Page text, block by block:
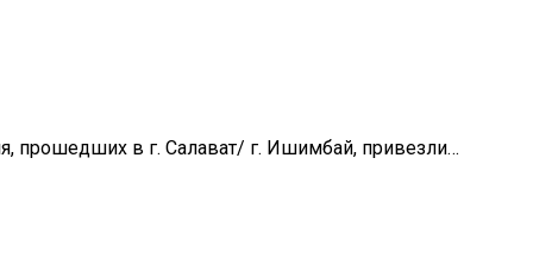
прошедших в г. Салават/ г. Ишимбай, привезли…